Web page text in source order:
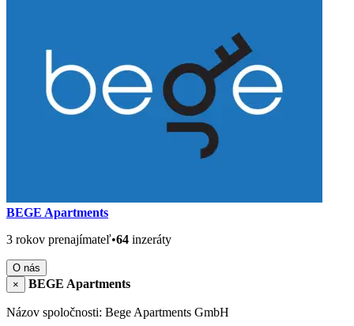
BEGE Apartments
3 rokov prenajímateľ•64 inzeráty
O nás
×
BEGE Apartments
Názov spoločnosti: Bege Apartments GmbH